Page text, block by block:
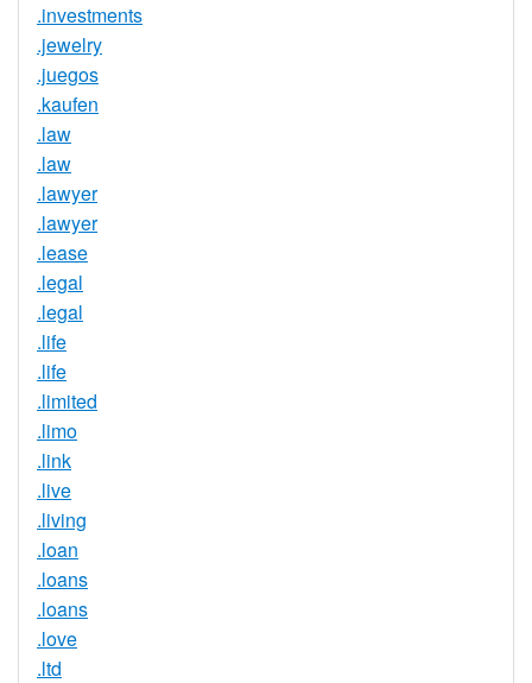
.investments
.jewelry
.juegos
.kaufen
.law
.law
.lawyer
.lawyer
.lease
.legal
.legal
.life
.life
.limited
.limo
.link
.live
.living
.loan
.loans
.loans
.love
.ltd